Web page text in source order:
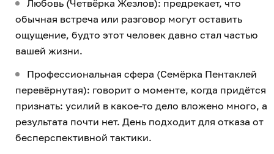
Любовь (Четвёрка Жезлов): предрекает, что
обычная встреча или разговор могут оставить
ощущение, будто этот человек давно стал частью
вашей жизни.
Профессиональная сфера (Семёрка Пентаклей
перевёрнутая): говорит о моменте, когда придётся
признать: усилий в какое-то дело вложено много, а
результата почти нет. День подходит для отказа от
бесперспективной тактики.